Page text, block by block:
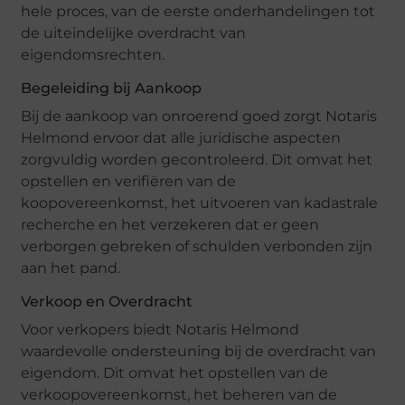
hele proces, van de eerste onderhandelingen tot
de uiteindelijke overdracht van
eigendomsrechten.
Begeleiding bij Aankoop
Bij de aankoop van onroerend goed zorgt Notaris
Helmond ervoor dat alle juridische aspecten
zorgvuldig worden gecontroleerd. Dit omvat het
opstellen en verifiëren van de
koopovereenkomst, het uitvoeren van kadastrale
recherche en het verzekeren dat er geen
verborgen gebreken of schulden verbonden zijn
aan het pand.
Verkoop en Overdracht
Voor verkopers biedt Notaris Helmond
waardevolle ondersteuning bij de overdracht van
eigendom. Dit omvat het opstellen van de
verkoopovereenkomst, het beheren van de